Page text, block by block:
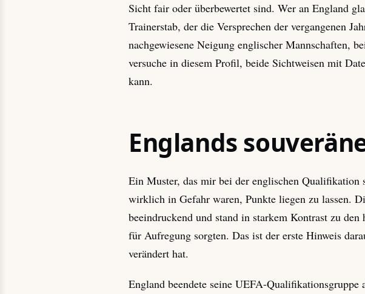
Sicht fair oder überbewertet sind. Wer an England
Trainerstab, der die Versprechen der vergangenen
nachgewiesene Neigung englischer Mannschaften,
versuche in diesem Profil, beide Sichtweisen mit
kann.
Englands
Ein Muster, das mir bei der englischen
wirklich in Gefahr waren, Punkte liegen zu lassen.
beeindruckend und stand in starkem Kontrast zu
für Aufregung sorgten. Das ist der erste Hinweis
verändert hat.
England beendete seine UEFA-